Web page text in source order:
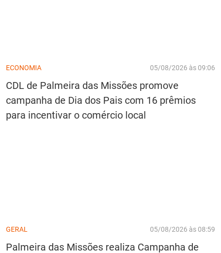
ECONOMIA 05/08/2026 às 09:06
CDL de Palmeira das Missões promove
campanha de Dia dos Pais com 16 prêmios
para incentivar o comércio local
GERAL 05/08/2026 às 08:59
Palmeira das Missões realiza Campanha de